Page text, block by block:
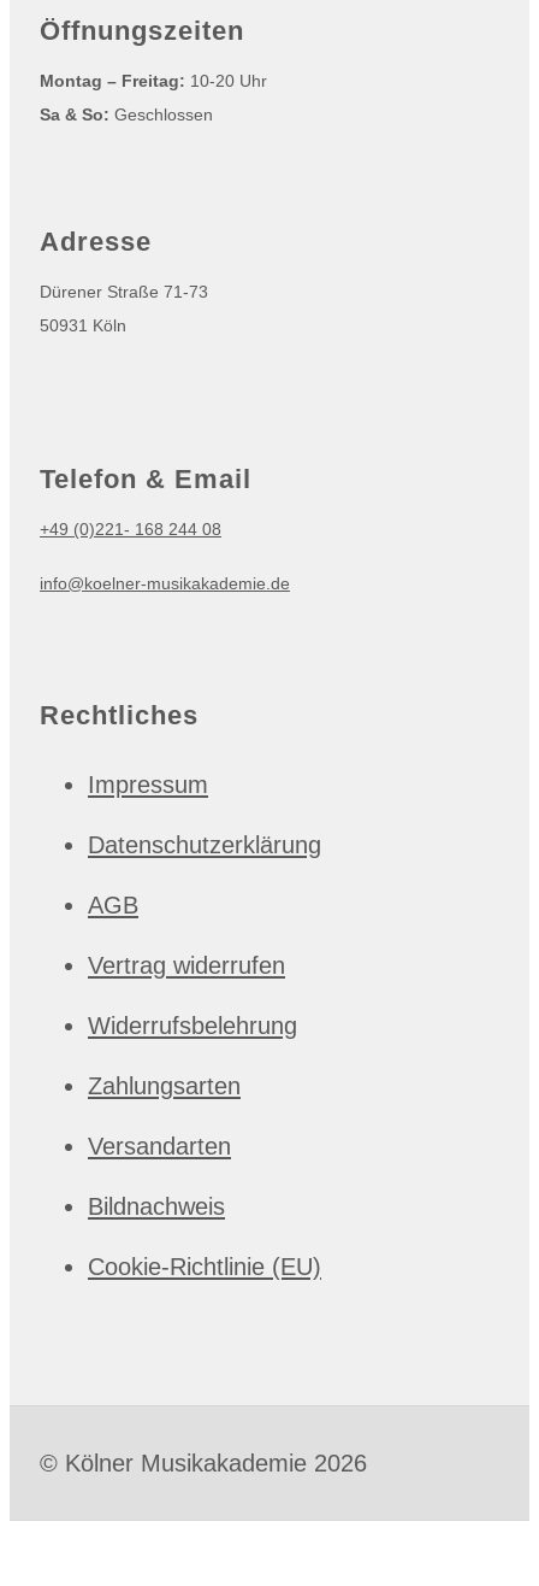
gewählt
werden
Öffnungszeiten
Montag – Freitag: 10-20 Uhr
Sa & So: Geschlossen
Adresse
Dürener Straße 71-73
50931 Köln
Telefon & Email
+49 (0)221- 168 244 08
info@koelner-musikakademie.de
Rechtliches
Impressum
Datenschutzerklärung
AGB
Vertrag widerrufen
Widerrufsbelehrung
Zahlungsarten
Versandarten
Bildnachweis
Cookie-Richtlinie (EU)
© Kölner Musikakademie 2026